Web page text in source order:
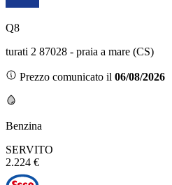
Q8
turati 2 87028 - praia a mare (CS)
Prezzo comunicato il 06/08/2026
Benzina
SERVITO
2.224 €